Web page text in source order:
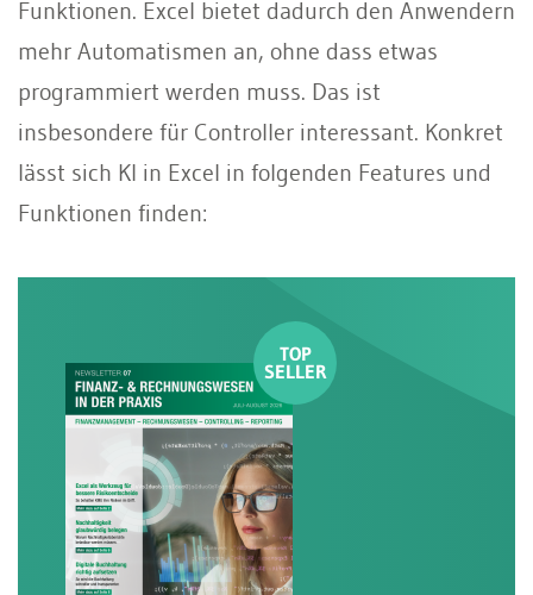
Funktionen. Excel bietet dadurch den Anwendern
mehr Automatismen an, ohne dass etwas
programmiert werden muss. Das ist
insbesondere für Controller interessant. Konkret
lässt sich KI in Excel in folgenden Features und
Funktionen finden: